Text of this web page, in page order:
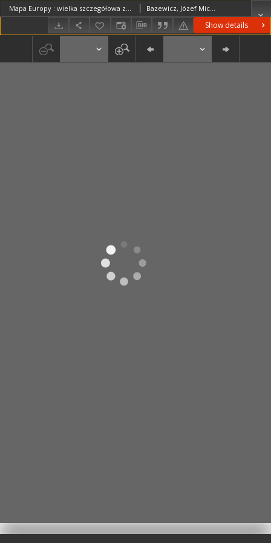
Show details
Mapa Europy : wielka szczegółowa ze skorowidzem i statystyką światową Bazewicz, Józef Michał (c. 1862 – 1928)